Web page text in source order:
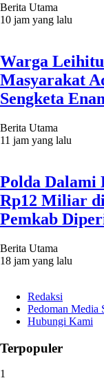
Berita Utama
10 jam yang lalu
Warga
Masyarakat
Sengketa
Berita Utama
11 jam yang lalu
Polda Dalami
Rp12 Miliar
Pemkab
Berita Utama
18 jam yang lalu
Redaksi
Pedoman Media
Hubungi Kami
Terpopuler
1